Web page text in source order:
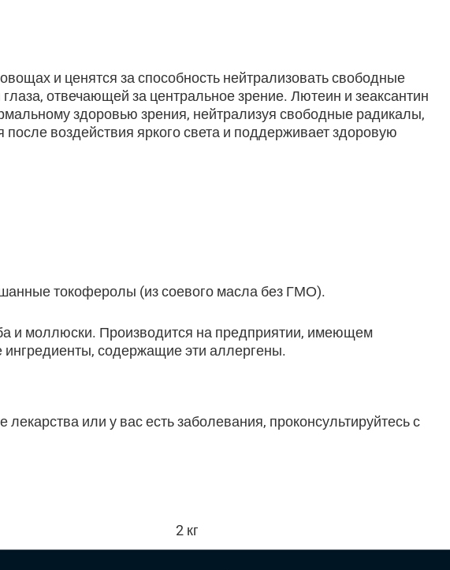
и ценятся за способность нейтрализовать свободные
отвечающей за центральное зрение. Лютеин и зеаксантин
здоровью зрения, нейтрализуя свободные радикалы,
воздействия яркого света и поддерживает здоровую
токоферолы (из соевого масла без ГМО).
и моллюски. Производится на предприятии, имеющем
ингредиенты, содержащие эти аллергены.
или у вас есть заболевания, проконсультируйтесь с
2 кг